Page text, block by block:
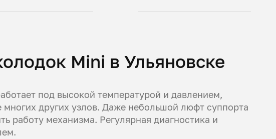
Mini в Ульяновске
под высокой температурой и давлением,
других узлов. Даже небольшой люфт суппорта
работу механизма. Регулярная диагностика и